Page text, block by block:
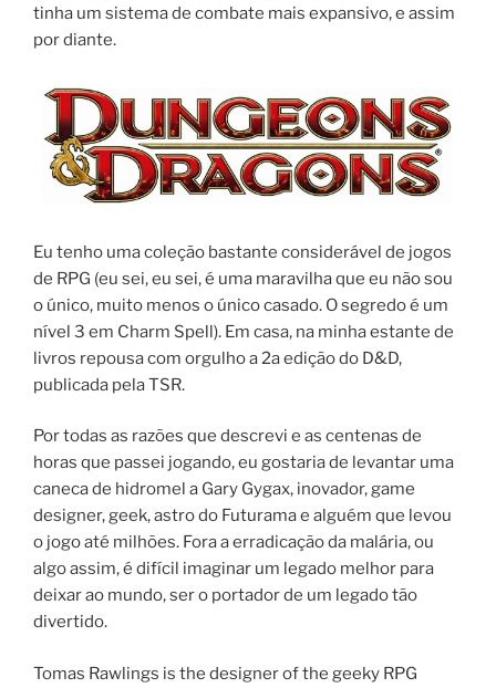
tinha um sistema de combate mais expansivo, e assim
por diante.
Eu tenho uma coleção bastante considerável de jogos
de RPG (eu sei, eu sei, é uma maravilha que eu não sou
o único, muito menos o único casado. O segredo é um
nível 3 em Charm Spell). Em casa, na minha estante de
livros repousa com orgulho a 2a edição do D&D,
publicada pela TSR.
Por todas as razões que descrevi e as centenas de
horas que passei jogando, eu gostaria de levantar uma
caneca de hidromel a Gary Gygax, inovador, game
designer, geek, astro do Futurama e alguém que levou
o jogo até milhões. Fora a erradicação da malária, ou
algo assim, é difícil imaginar um legado melhor para
deixar ao mundo, ser o portador de um legado tão
divertido.
Tomas Rawlings is the designer of the geeky RPG